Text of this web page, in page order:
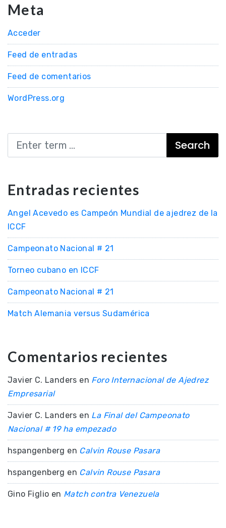
Meta
Acceder
Feed de entradas
Feed de comentarios
WordPress.org
Search
Entradas recientes
Angel Acevedo es Campeón Mundial de ajedrez de la
ICCF
Campeonato Nacional # 21
Torneo cubano en ICCF
Campeonato Nacional # 21
Match Alemania versus Sudamérica
Comentarios recientes
Javier C. Landers en Foro Internacional de Ajedrez
Empresarial
Javier C. Landers en La Final del Campeonato
Nacional # 19 ha empezado
hspangenberg en Calvin Rouse Pasara
hspangenberg en Calvin Rouse Pasara
Gino Figlio en Match contra Venezuela